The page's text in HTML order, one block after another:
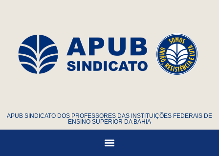
APUB SINDICATO DOS PROFESSORES DAS INSTITUIÇÕES FEDERAIS DE
ENSINO SUPERIOR DA BAHIA